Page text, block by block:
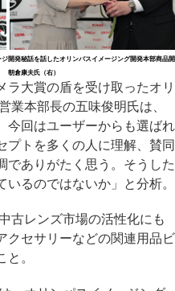
ジ開発秘話を話したオリンパスイメージング開発本部商品
朝倉康夫氏（右）
大賞の盾を受け取ったオリ
業本部長の五味俊明氏は、
今回はユーザーからも選ばれ
プトを多くの人に理解、賛同
でありがたく思う。そうした
るのではないか」と分析。
古レンズ市場の活性化にも
クセサリーなどの関連用品ビ
。